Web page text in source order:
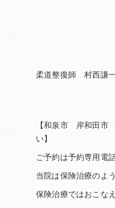
柔道整復師 村西謙
【和泉市 岸和田市
い】
ご予約は予約専用電
当院は保険治療のよ
保険治療ではおこな